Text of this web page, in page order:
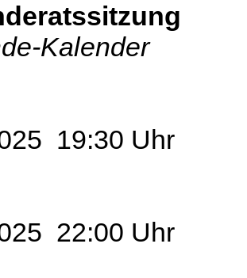
Kalender
19:30 Uhr
22:00 Uhr